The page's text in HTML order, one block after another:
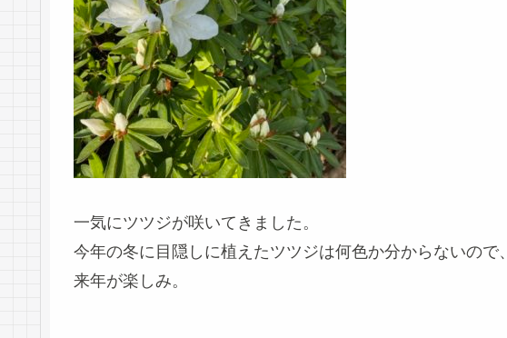
一気にツツジが咲いてきました。
今年の冬に目隠しに植えたツツジは何色か分からないので、
来年が楽しみ。